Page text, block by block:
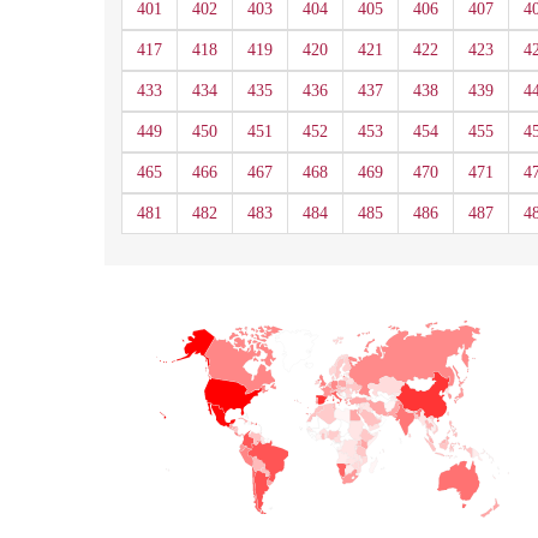
401 402 403 404 405 406 407
417 418 419 420 421 422 423
433 434 435 436 437 438 439
449 450 451 452 453 454 455
465 466 467 468 469 470 471
481 482 483 484 485 486 487